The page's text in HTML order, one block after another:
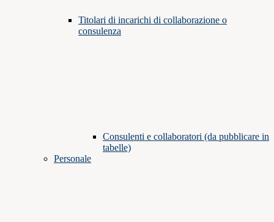
Titolari di incarichi di collaborazione o
consulenza
Consulenti e collaboratori (da pubblicare in
tabelle)
Personale